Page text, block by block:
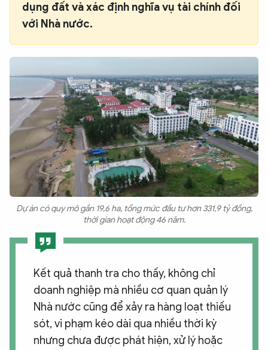
dụng đất và xác định nghĩa vụ tài chính đối
với Nhà nước.
Dự án có quy mô gần 19,6 ha, tổng mức đầu tư hơn 331,9 tỷ đồng,
thời gian hoạt động 46 năm.
Kết quả thanh tra cho thấy, không chỉ
doanh nghiệp mà nhiều cơ quan quản lý
Nhà nước cũng để xảy ra hàng loạt thiếu
sót, vi phạm kéo dài qua nhiều thời kỳ
nhưng chưa được phát hiện, xử lý hoặc